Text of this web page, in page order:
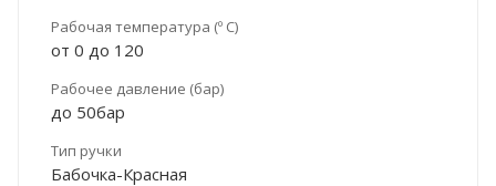
Рабочая температура (º С)
от 0 до 120
Рабочее давление (бар)
до 50бар
Тип ручки
Бабочка-Красная